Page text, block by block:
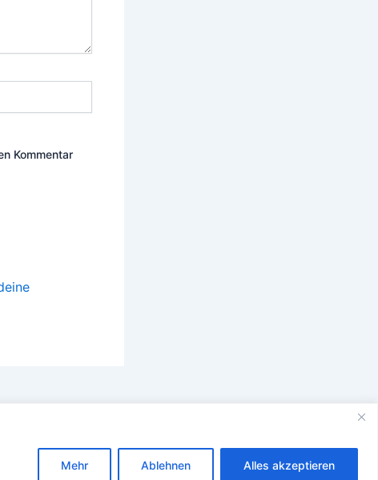
Mehr Ablehnen Alles akzeptieren
Kommentar